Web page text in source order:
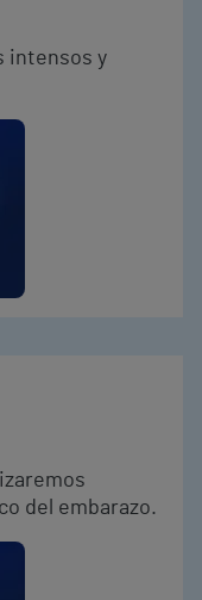
intensos y
del embarazo.